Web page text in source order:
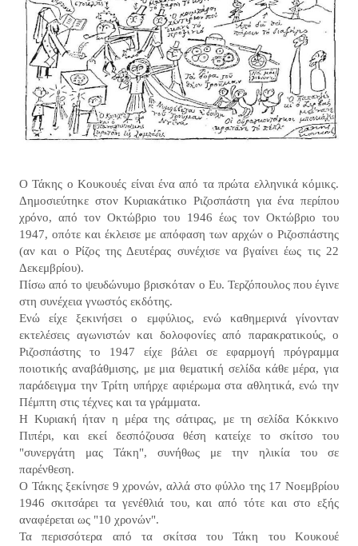
Ο Τάκης ο Κουκουές είναι ένα από τα πρώτα ελληνικά κόμικς.
Δημοσιεύτηκε στον Κυριακάτικο Ριζοσπάστη για ένα περίπου
χρόνο, από τον Οκτώβριο του 1946 έως τον Οκτώβριο του
1947, οπότε και έκλεισε με απόφαση των αρχών ο Ριζοσπάστης
(αν και ο Ρίζος της Δευτέρας συνέχισε να βγαίνει έως τις 22
Δεκεμβρίου).
Πίσω από το ψευδώνυμο βρισκόταν ο Ευ. Τερζόπουλος που έγινε
στη συνέχεια γνωστός εκδότης.
Ενώ είχε ξεκινήσει ο εμφύλιος, ενώ καθημερινά γίνονταν
εκτελέσεις αγωνιστών και δολοφονίες από παρακρατικούς, ο
Ριζοσπάστης το 1947 είχε βάλει σε εφαρμογή πρόγραμμα
ποιοτικής αναβάθμισης, με μια θεματική σελίδα κάθε μέρα, για
παράδειγμα την Τρίτη υπήρχε αφιέρωμα στα αθλητικά, ενώ την
Πέμπτη στις τέχνες και τα γράμματα.
Η Κυριακή ήταν η μέρα της σάτιρας, με τη σελίδα Κόκκινο
Πιπέρι, και εκεί δεσπόζουσα θέση κατείχε το σκίτσο του
"συνεργάτη μας Τάκη", συνήθως με την ηλικία του σε
παρένθεση.
Ο Τάκης ξεκίνησε 9 χρονών, αλλά στο φύλλο της 17 Νοεμβρίου
1946 σκιτσάρει τα γενέθλιά του, και από τότε και στο εξής
αναφέρεται ως "10 χρονών".
Τα περισσότερα από τα σκίτσα του Τάκη του Κουκουέ